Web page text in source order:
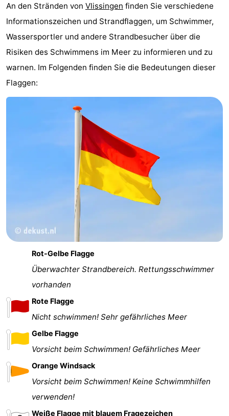
An den Stränden von Vlissingen finden Sie verschiedene
Informationszeichen und Strandflaggen, um Schwimmer,
Wassersportler und andere Strandbesucher über die
Risiken des Schwimmens im Meer zu informieren und zu
warnen. Im Folgenden finden Sie die Bedeutungen dieser
Flaggen:
Rot-Gelbe Flagge
Überwachter Strandbereich. Rettungsschwimmer
vorhanden
Rote Flagge
Nicht schwimmen! Sehr gefährliches Meer
Gelbe Flagge
Vorsicht beim Schwimmen! Gefährliches Meer
Orange Windsack
Vorsicht beim Schwimmen! Keine Schwimmhilfen
verwenden!
Weiße Flagge mit blauem Fragezeichen